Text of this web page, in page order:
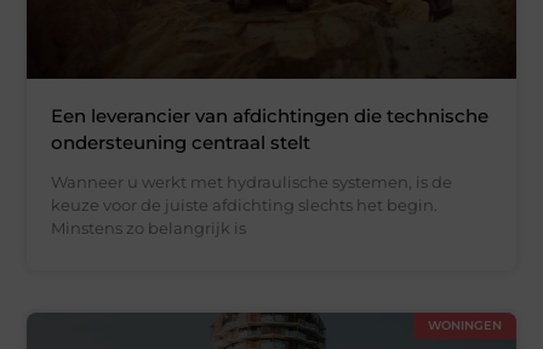
Een leverancier van afdichtingen die technische
ondersteuning centraal stelt
Wanneer u werkt met hydraulische systemen, is de
keuze voor de juiste afdichting slechts het begin.
Minstens zo belangrijk is
WONINGEN